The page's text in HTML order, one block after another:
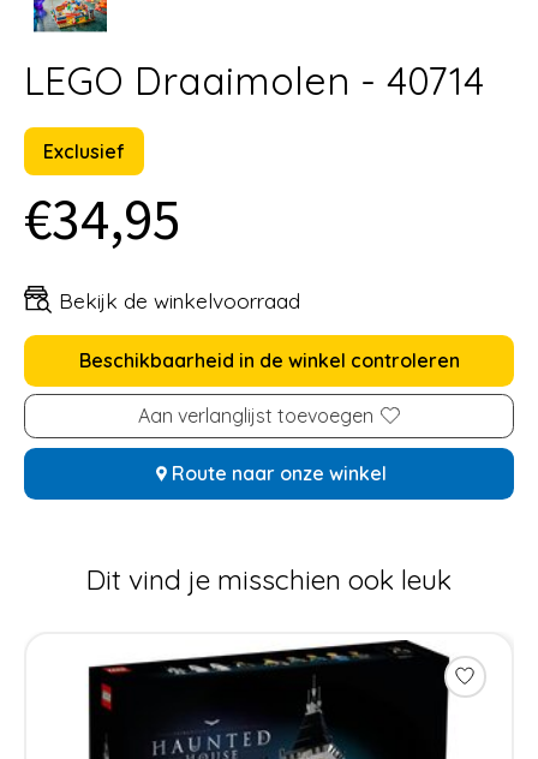
LEGO Draaimolen - 40714
Exclusief
€34,95
Bekijk de winkelvoorraad
Beschikbaarheid in de winkel controleren
Aan verlanglijst toevoegen
Route naar onze winkel
Dit vind je misschien ook leuk
Items van productcarrousel